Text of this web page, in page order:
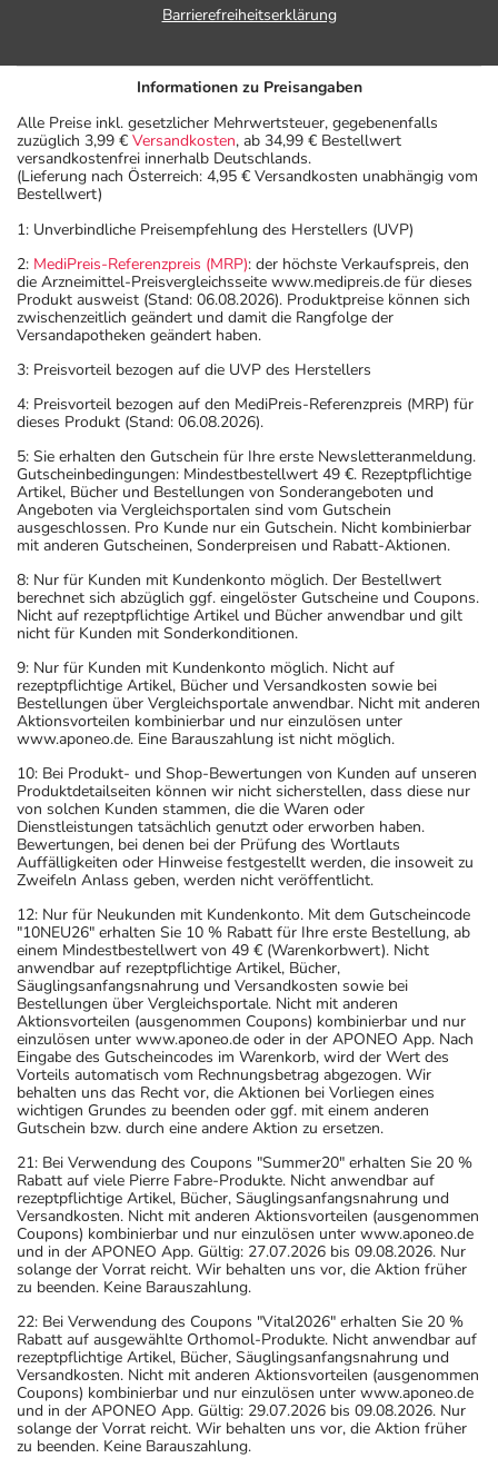
Barrierefreiheitserklärung
Informationen zu Preisangaben
Alle Preise inkl. gesetzlicher Mehrwertsteuer, gegebenenfalls
zuzüglich 3,99 € Versandkosten, ab 34,99 € Bestellwert
versandkostenfrei innerhalb Deutschlands.
(Lieferung nach Österreich: 4,95 € Versandkosten unabhängig vom
Bestellwert)
1: Unverbindliche Preisempfehlung des Herstellers (UVP)
2: MediPreis-Referenzpreis (MRP): der höchste Verkaufspreis, den
die Arzneimittel-Preisvergleichsseite www.medipreis.de für dieses
Produkt ausweist (Stand: 06.08.2026). Produktpreise können sich
zwischenzeitlich geändert und damit die Rangfolge der
Versandapotheken geändert haben.
3: Preisvorteil bezogen auf die UVP des Herstellers
4: Preisvorteil bezogen auf den MediPreis-Referenzpreis (MRP) für
dieses Produkt (Stand: 06.08.2026).
5: Sie erhalten den Gutschein für Ihre erste Newsletteranmeldung.
Gutscheinbedingungen: Mindestbestellwert 49 €. Rezeptpflichtige
Artikel, Bücher und Bestellungen von Sonderangeboten und
Angeboten via Vergleichsportalen sind vom Gutschein
ausgeschlossen. Pro Kunde nur ein Gutschein. Nicht kombinierbar
mit anderen Gutscheinen, Sonderpreisen und Rabatt-Aktionen.
8: Nur für Kunden mit Kundenkonto möglich. Der Bestellwert
berechnet sich abzüglich ggf. eingelöster Gutscheine und Coupons.
Nicht auf rezeptpflichtige Artikel und Bücher anwendbar und gilt
nicht für Kunden mit Sonderkonditionen.
9: Nur für Kunden mit Kundenkonto möglich. Nicht auf
rezeptpflichtige Artikel, Bücher und Versandkosten sowie bei
Bestellungen über Vergleichsportale anwendbar. Nicht mit anderen
Aktionsvorteilen kombinierbar und nur einzulösen unter
www.aponeo.de. Eine Barauszahlung ist nicht möglich.
10: Bei Produkt- und Shop-Bewertungen von Kunden auf unseren
Produktdetailseiten können wir nicht sicherstellen, dass diese nur
von solchen Kunden stammen, die die Waren oder
Dienstleistungen tatsächlich genutzt oder erworben haben.
Bewertungen, bei denen bei der Prüfung des Wortlauts
Auffälligkeiten oder Hinweise festgestellt werden, die insoweit zu
Zweifeln Anlass geben, werden nicht veröffentlicht.
12: Nur für Neukunden mit Kundenkonto. Mit dem Gutscheincode
"10NEU26" erhalten Sie 10 % Rabatt für Ihre erste Bestellung, ab
einem Mindestbestellwert von 49 € (Warenkorbwert). Nicht
anwendbar auf rezeptpflichtige Artikel, Bücher,
Säuglingsanfangsnahrung und Versandkosten sowie bei
Bestellungen über Vergleichsportale. Nicht mit anderen
Aktionsvorteilen (ausgenommen Coupons) kombinierbar und nur
einzulösen unter www.aponeo.de oder in der APONEO App. Nach
Eingabe des Gutscheincodes im Warenkorb, wird der Wert des
Vorteils automatisch vom Rechnungsbetrag abgezogen. Wir
behalten uns das Recht vor, die Aktionen bei Vorliegen eines
wichtigen Grundes zu beenden oder ggf. mit einem anderen
Gutschein bzw. durch eine andere Aktion zu ersetzen.
21: Bei Verwendung des Coupons "Summer20" erhalten Sie 20 %
Rabatt auf viele Pierre Fabre-Produkte. Nicht anwendbar auf
rezeptpflichtige Artikel, Bücher, Säuglingsanfangsnahrung und
Versandkosten. Nicht mit anderen Aktionsvorteilen (ausgenommen
Coupons) kombinierbar und nur einzulösen unter www.aponeo.de
und in der APONEO App. Gültig: 27.07.2026 bis 09.08.2026. Nur
solange der Vorrat reicht. Wir behalten uns vor, die Aktion früher
zu beenden. Keine Barauszahlung.
22: Bei Verwendung des Coupons "Vital2026" erhalten Sie 20 %
Rabatt auf ausgewählte Orthomol-Produkte. Nicht anwendbar auf
rezeptpflichtige Artikel, Bücher, Säuglingsanfangsnahrung und
Versandkosten. Nicht mit anderen Aktionsvorteilen (ausgenommen
Coupons) kombinierbar und nur einzulösen unter www.aponeo.de
und in der APONEO App. Gültig: 29.07.2026 bis 09.08.2026. Nur
solange der Vorrat reicht. Wir behalten uns vor, die Aktion früher
zu beenden. Keine Barauszahlung.